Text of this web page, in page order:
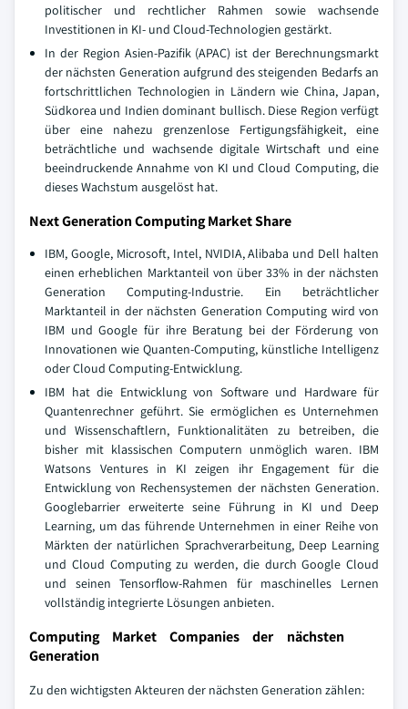
politischer und rechtlicher Rahmen sowie wachsende
Investitionen in KI- und Cloud-Technologien gestärkt.
In der Region Asien-Pazifik (APAC) ist der Berechnungsmarkt
der nächsten Generation aufgrund des steigenden Bedarfs an
fortschrittlichen Technologien in Ländern wie China, Japan,
Südkorea und Indien dominant bullisch. Diese Region verfügt
über eine nahezu grenzenlose Fertigungsfähigkeit, eine
beträchtliche und wachsende digitale Wirtschaft und eine
beeindruckende Annahme von KI und Cloud Computing, die
dieses Wachstum ausgelöst hat.
Next Generation Computing Market Share
IBM, Google, Microsoft, Intel, NVIDIA, Alibaba und Dell halten
einen erheblichen Marktanteil von über 33% in der nächsten
Generation Computing-Industrie. Ein beträchtlicher
Marktanteil in der nächsten Generation Computing wird von
IBM und Google für ihre Beratung bei der Förderung von
Innovationen wie Quanten-Computing, künstliche Intelligenz
oder Cloud Computing-Entwicklung.
IBM hat die Entwicklung von Software und Hardware für
Quantenrechner geführt. Sie ermöglichen es Unternehmen
und Wissenschaftlern, Funktionalitäten zu betreiben, die
bisher mit klassischen Computern unmöglich waren. IBM
Watsons Ventures in KI zeigen ihr Engagement für die
Entwicklung von Rechensystemen der nächsten Generation.
Googlebarrier erweiterte seine Führung in KI und Deep
Learning, um das führende Unternehmen in einer Reihe von
Märkten der natürlichen Sprachverarbeitung, Deep Learning
und Cloud Computing zu werden, die durch Google Cloud
und seinen Tensorflow-Rahmen für maschinelles Lernen
vollständig integrierte Lösungen anbieten.
Computing Market Companies der nächsten
Generation
Zu den wichtigsten Akteuren der nächsten Generation zählen: